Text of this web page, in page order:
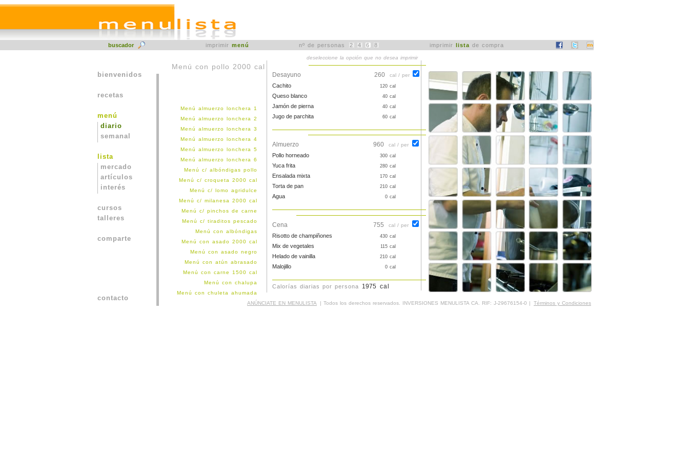
buscador imprimir menú nº de personas 2 4 6 8 imprimir lista de compra
Menú con pollo 2000 cal
Menú almuerzo lonchera 1
Menú almuerzo lonchera 2
Menú almuerzo lonchera 3
Menú almuerzo lonchera 4
Menú almuerzo lonchera 5
Menú almuerzo lonchera 6
Menú c/ albóndigas pollo
Menú c/ croqueta 2000 cal
Menú c/ lomo agridulce
Menú c/ milanesa 2000 cal
Menú c/ pinchos de carne
Menú c/ tiraditos pescado
Menú con albóndigas
Menú con asado 2000 cal
Menú con asado negro
Menú con atún abrasado
Menú con carne 1500 cal
Menú con chalupa
Menú con chuleta ahumada
Menú con cochino 1500 cal
deseleccione la opción que no desea imprimir
Desayuno 260 cal / per
Cachito 120 cal
Queso blanco 40 cal
Jamón de pierna 40 cal
Jugo de parchita 60 cal
Almuerzo 960 cal / per
Pollo horneado 300 cal
Yuca frita 280 cal
Ensalada mixta 170 cal
Torta de pan 210 cal
Agua 0 cal
Cena 755 cal / per
Risotto de champiñones 430 cal
Mix de vegetales 115 cal
Helado de vainilla 210 cal
Malojillo 0 cal
Calorías diarias por persona cal
ANÚNCIATE EN MENULISTA | Todos los derechos reservados. INVERSIONES MENULISTA CA. RIF: J-29676154-0 | Términos y Condiciones
bienvenidos
recetas
menú
diario
semanal
lista
mercado
artículos
interés
cursos
talleres
comparte
contacto